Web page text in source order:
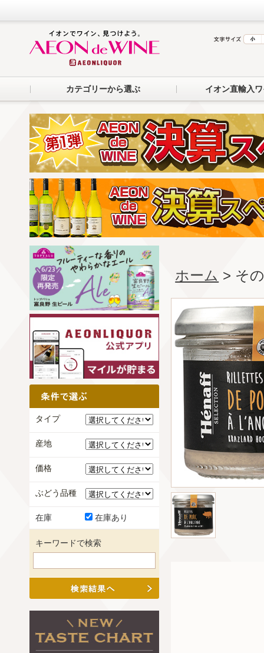
カテゴリーから選ぶ イオン直輸入
ホーム > そ
タイプ
産地
価格
ぶどう品種
在庫 在庫あり
キーワードで検索